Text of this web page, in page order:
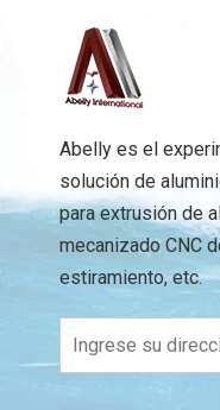
Abelly es el
solución de
para extrusión de
mecanizado CNC
estiramiento, etc.